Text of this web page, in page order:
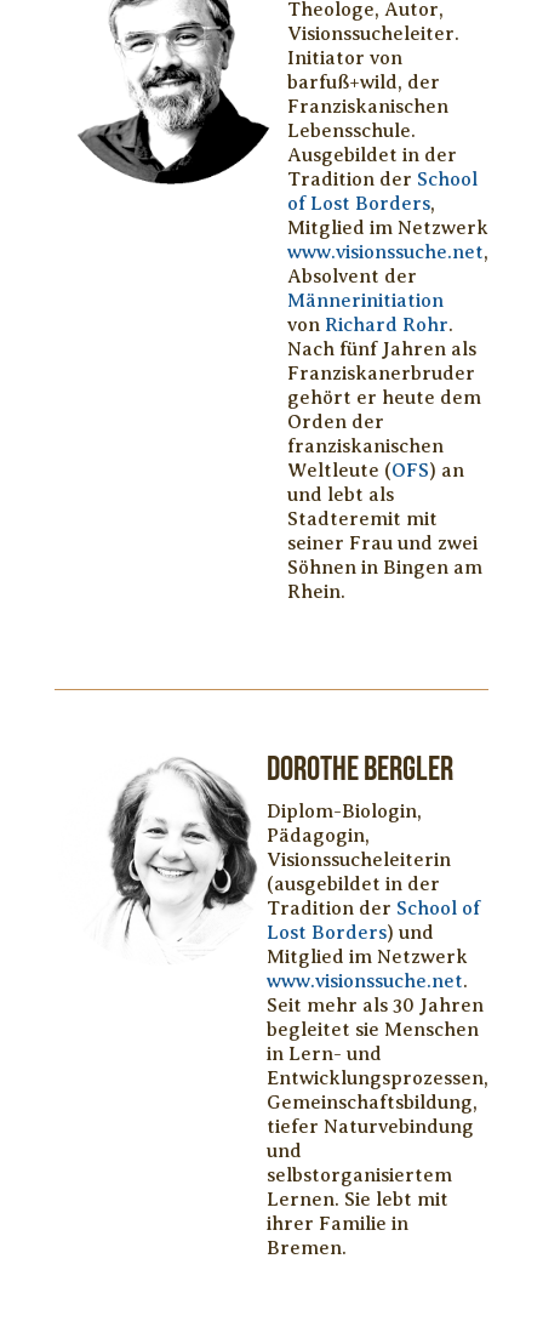
Theologe, Autor,
Visionssucheleiter.
Initiator von
barfuß+wild, der
Franziskanischen
Lebensschule.
Ausgebildet in der
Tradition der School
of Lost Borders,
Mitglied im Netzwerk
www.visionssuche.net,
Absolvent der
Männerinitiation
von Richard Rohr.
Nach fünf Jahren als
Franziskanerbruder
gehört er heute dem
Orden der
franziskanischen
Weltleute (OFS) an
und lebt als
Stadteremit mit
seiner Frau und zwei
Söhnen in Bingen am
Rhein.
Dorothe Bergler
Diplom-Biologin,
Pädagogin,
Visionssucheleiterin
(ausgebildet in der
Tradition der School of
Lost Borders) und
Mitglied im Netzwerk
www.visionssuche.net.
Seit mehr als 30 Jahren
begleitet sie Menschen
in Lern- und
Entwicklungsprozessen,
Gemeinschaftsbildung,
tiefer Naturvebindung
und
selbstorganisiertem
Lernen. Sie lebt mit
ihrer Familie in
Bremen.